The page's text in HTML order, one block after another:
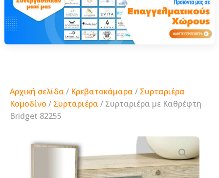
Αρχική σελίδα / Κρεβατοκάμαρα / Συρταριέρα
Κομοδίνο / Συρταριέρα / Συρταριέρα με Καθρέφτη
Bridget 82255